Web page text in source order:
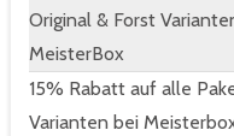
Original & Forst
MeisterBox
15% Rabatt auf alle
Varianten bei